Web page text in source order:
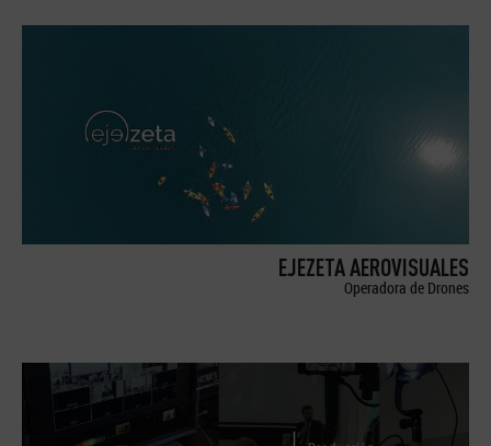
EJEZETA AEROVISUALES
Operadora de Drones